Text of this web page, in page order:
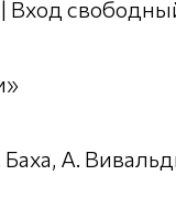
| Вход
А.